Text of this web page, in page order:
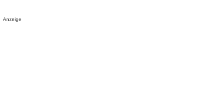
Anzeige